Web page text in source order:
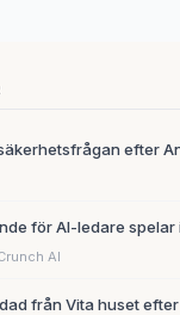
efter
för AI-ledare spelar
AI
från Vita huset